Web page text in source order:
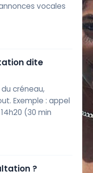
vocales
dite
créneau,
Exemple : appel
(30 min
?